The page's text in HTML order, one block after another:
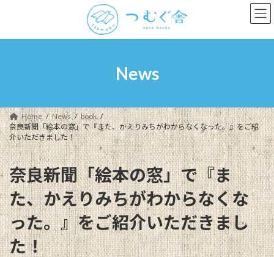
ン
プ
ー
動
News
Home News
book
奈良新聞「絵本の窓」で『また、かえりみちがわからなくなった。』をご紹
介いただきました！
奈良新聞「絵本の窓」で『ま
た、かえりみちがわからなくな
った。』をご紹介いただきまし
た！